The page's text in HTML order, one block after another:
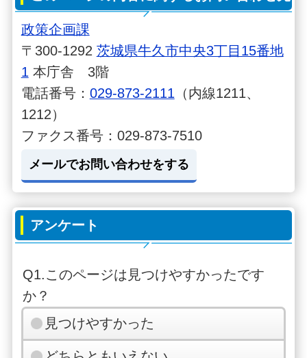
政策企画課
〒300-1292 茨城県牛久市中央3丁目15番地
1 本庁舎 3階
電話番号： 029-873-2111 （内線1211、
1212）
ファクス番号：029-873-7510
メールでお問い合わせをする
アンケート
Q1.このページは見つけやすかったです
か？
見つけやすかった